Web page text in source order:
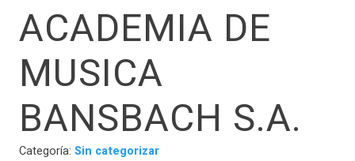
ACADEMIA DE
MUSICA
BANSBACH S.A.
Categoría: Sin categorizar